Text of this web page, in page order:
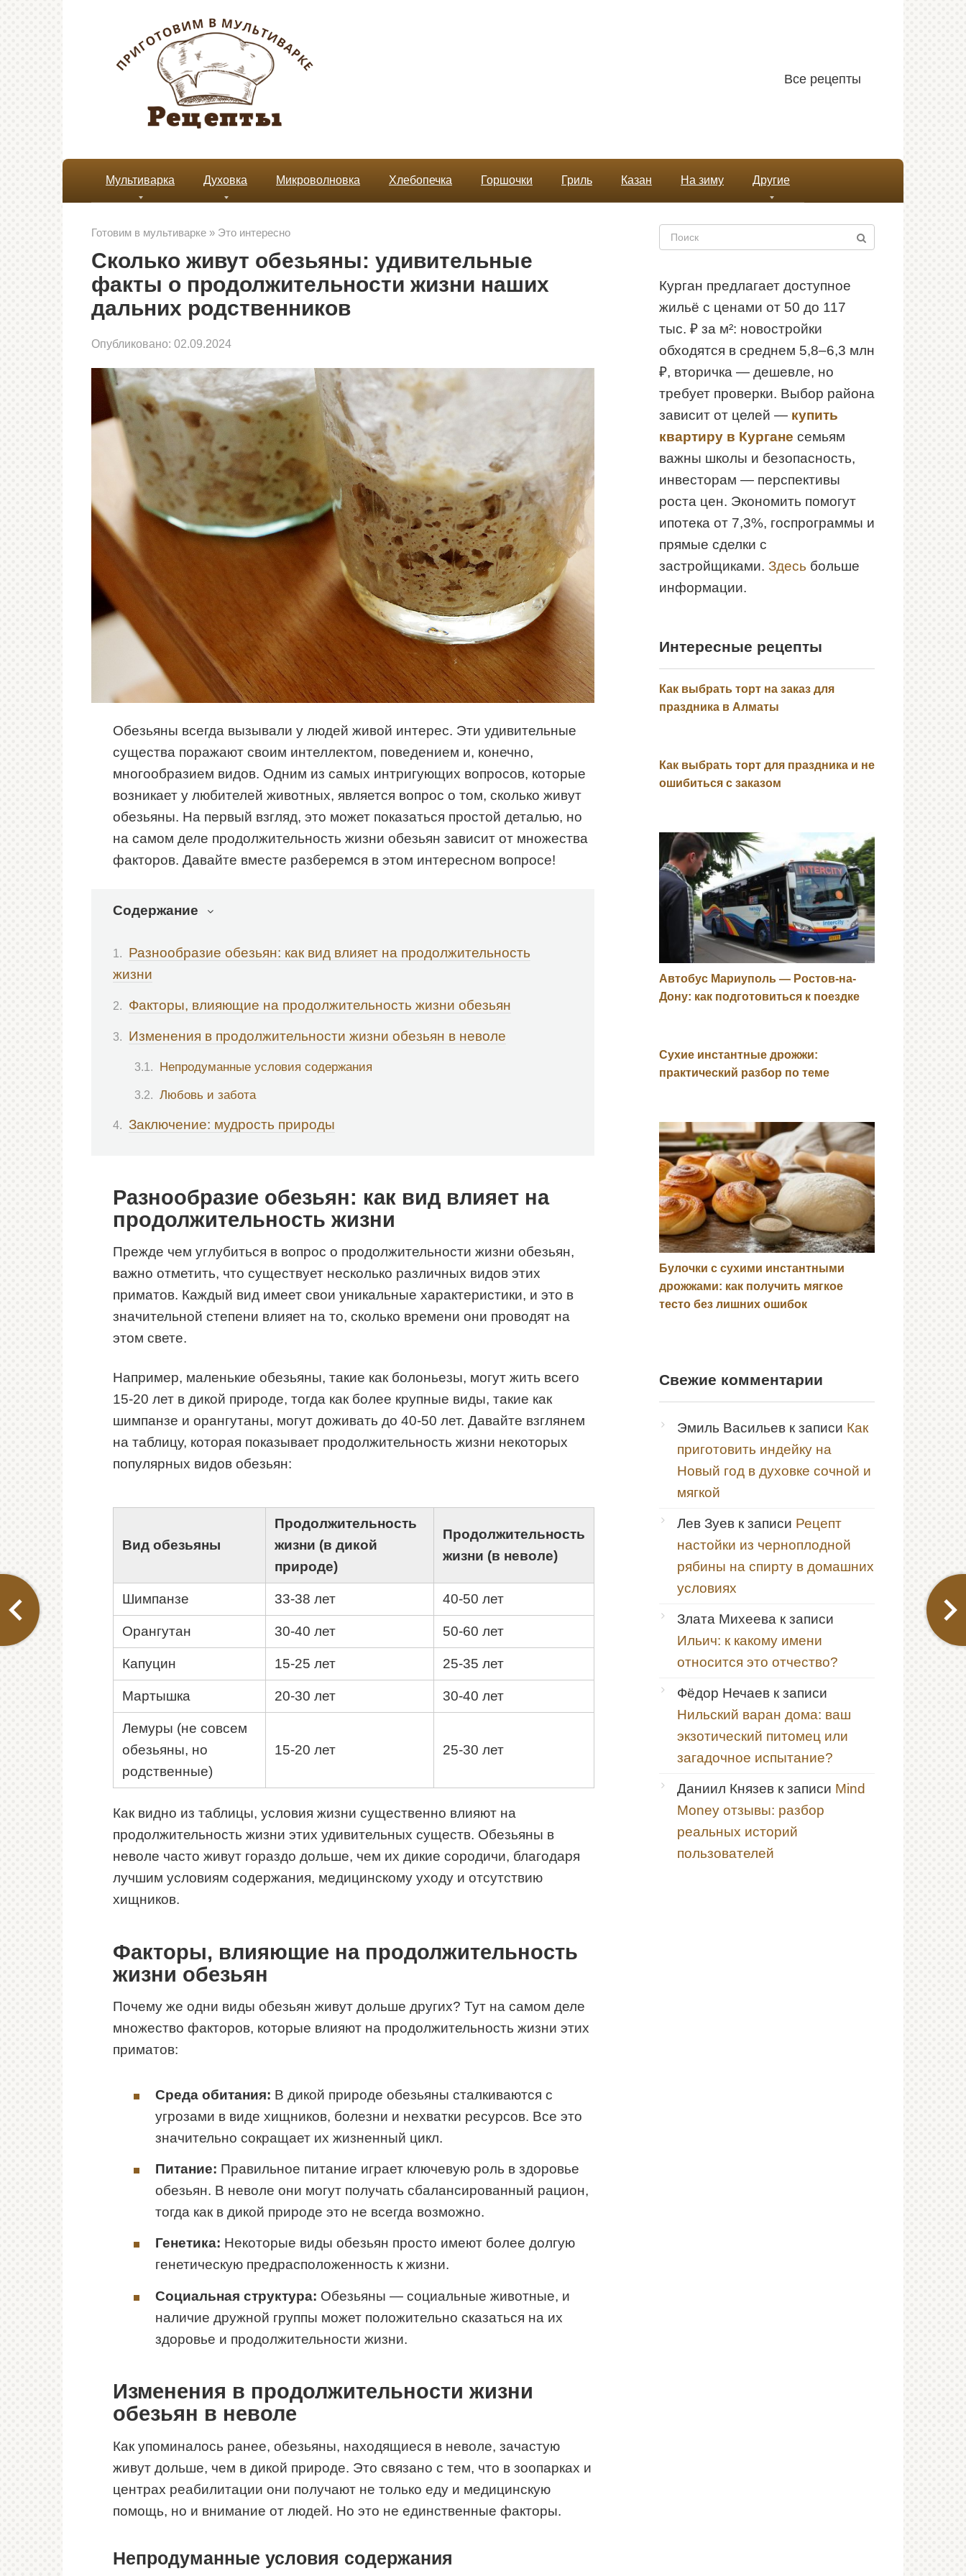
Все рецепты
Мультиварка Духовка Микроволновка Хлебопечка Горшочки Гриль Казан На зиму Другие
Готовим в мультиварке » Это интересно
Сколько живут обезьяны: удивительные
факты о продолжительности жизни наших
дальних родственников
Опубликовано: 02.09.2024
Обезьяны всегда вызывали у людей живой интерес. Эти удивительные
существа поражают своим интеллектом, поведением и, конечно,
многообразием видов. Одним из самых интригующих вопросов, которые
возникает у любителей животных, является вопрос о том, сколько живут
обезьяны. На первый взгляд, это может показаться простой деталью, но
на самом деле продолжительность жизни обезьян зависит от множества
факторов. Давайте вместе разберемся в этом интересном вопросе!
Содержание
Разнообразие обезьян: как вид влияет на продолжительность
жизни
Факторы, влияющие на продолжительность жизни обезьян
Изменения в продолжительности жизни обезьян в неволе
Непродуманные условия содержания
Любовь и забота
Заключение: мудрость природы
Разнообразие обезьян: как вид влияет на
продолжительность жизни
Прежде чем углубиться в вопрос о продолжительности жизни обезьян,
важно отметить, что существует несколько различных видов этих
приматов. Каждый вид имеет свои уникальные характеристики, и это в
значительной степени влияет на то, сколько времени они проводят на
этом свете.
Например, маленькие обезьяны, такие как болоньезы, могут жить всего
15-20 лет в дикой природе, тогда как более крупные виды, такие как
шимпанзе и орангутаны, могут доживать до 40-50 лет. Давайте взглянем
на таблицу, которая показывает продолжительность жизни некоторых
популярных видов обезьян:
Вид обезьяны
Продолжительность
жизни (в дикой
природе)
Продолжительность
жизни (в неволе)
Шимпанзе 33-38 лет 40-50 лет
Орангутан 30-40 лет 50-60 лет
Капуцин 15-25 лет 25-35 лет
Мартышка 20-30 лет 30-40 лет
Лемуры (не совсем
обезьяны, но
родственные)
15-20 лет 25-30 лет
Как видно из таблицы, условия жизни существенно влияют на
продолжительность жизни этих удивительных существ. Обезьяны в
неволе часто живут гораздо дольше, чем их дикие сородичи, благодаря
лучшим условиям содержания, медицинскому уходу и отсутствию
хищников.
Факторы, влияющие на продолжительность
жизни обезьян
Почему же одни виды обезьян живут дольше других? Тут на самом деле
множество факторов, которые влияют на продолжительность жизни этих
приматов:
Среда обитания: В дикой природе обезьяны сталкиваются с
угрозами в виде хищников, болезни и нехватки ресурсов. Все это
значительно сокращает их жизненный цикл.
Питание: Правильное питание играет ключевую роль в здоровье
обезьян. В неволе они могут получать сбалансированный рацион,
тогда как в дикой природе это не всегда возможно.
Генетика: Некоторые виды обезьян просто имеют более долгую
генетическую предрасположенность к жизни.
Социальная структура: Обезьяны — социальные животные, и
наличие дружной группы может положительно сказаться на их
здоровье и продолжительности жизни.
Изменения в продолжительности жизни
обезьян в неволе
Как упоминалось ранее, обезьяны, находящиеся в неволе, зачастую
живут дольше, чем в дикой природе. Это связано с тем, что в зоопарках и
центрах реабилитации они получают не только еду и медицинскую
помощь, но и внимание от людей. Но это не единственные факторы.
Непродуманные условия содержания
Поиск:
Курган предлагает доступное
жильё с ценами от 50 до 117
тыс. ₽ за м²: новостройки
обходятся в среднем 5,8–6,3 млн
₽, вторичка — дешевле, но
требует проверки. Выбор района
зависит от целей — купить
квартиру в Кургане семьям
важны школы и безопасность,
инвесторам — перспективы
роста цен. Экономить помогут
ипотека от 7,3%, госпрограммы и
прямые сделки с
застройщиками. Здесь больше
информации.
Интересные рецепты
Как выбрать торт на заказ для
праздника в Алматы
Как выбрать торт для праздника и не
ошибиться с заказом
Автобус Мариуполь — Ростов-на-
Дону: как подготовиться к поездке
Сухие инстантные дрожжи:
практический разбор по теме
Булочки с сухими инстантными
дрожжами: как получить мягкое
тесто без лишних ошибок
Свежие комментарии
Эмиль Васильев к записи Как
приготовить индейку на
Новый год в духовке сочной и
мягкой
Лев Зуев к записи Рецепт
настойки из черноплодной
рябины на спирту в домашних
условиях
Злата Михеева к записи
Ильич: к какому имени
относится это отчество?
Фёдор Нечаев к записи
Нильский варан дома: ваш
экзотический питомец или
загадочное испытание?
Даниил Князев к записи Mind
Money отзывы: разбор
реальных историй
пользователей